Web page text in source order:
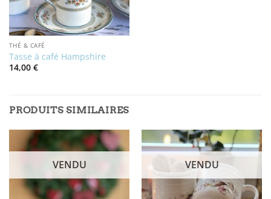
THÉ & CAFÉ
Tasse à café Hampshire
14,00 €
PRODUITS SIMILAIRES
VENDU VENDU